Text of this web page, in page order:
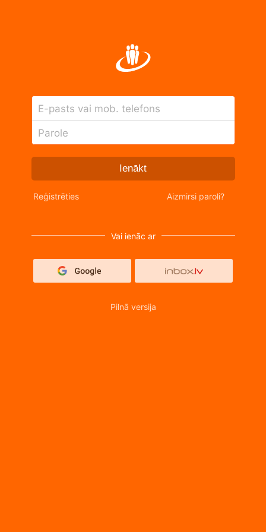
E-pasts vai mob. telefons
Parole
Ienākt
Reģistrēties Aizmirsi paroli?
Vai ienāc ar
Pilnā versija